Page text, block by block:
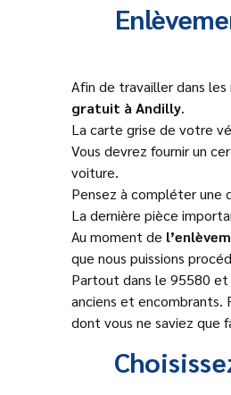
Afin de travailler dans
gratuit à Andilly.
La carte grise de votre
Vous devrez fournir un
voiture.
Pensez à compléter une
La dernière pièce
Au moment de
que nous puissions
Partout dans le 95580 et
anciens et encombrants.
dont vous ne saviez que